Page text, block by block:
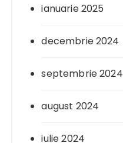
ianuarie 2025
decembrie 2024
septembrie 2024
august 2024
iulie 2024